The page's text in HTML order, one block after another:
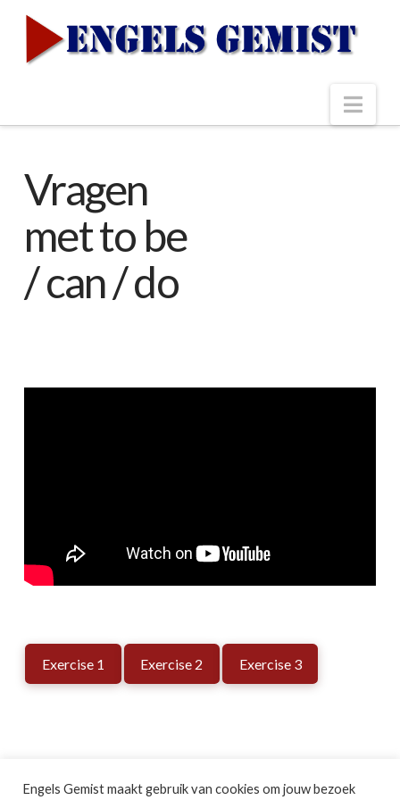
Vragen
met to be
/ can / do
Exercise 1 Exercise 2 Exercise 3
Engels Gemist maakt gebruik van cookies om jouw bezoek